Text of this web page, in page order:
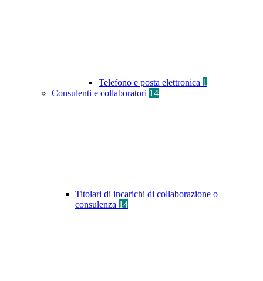
Telefono e posta elettronica 1
Consulenti e collaboratori 14
Titolari di incarichi di collaborazione o
consulenza 14